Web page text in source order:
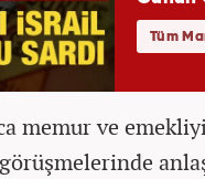
memur ve